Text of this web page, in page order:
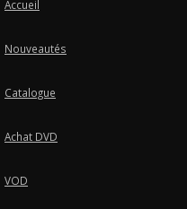
Accueil
Nouveautés
Catalogue
Achat DVD
VOD